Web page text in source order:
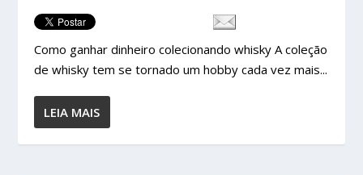
Como ganhar dinheiro colecionando whisky A coleção
de whisky tem se tornado um hobby cada vez mais...
LEIA MAIS